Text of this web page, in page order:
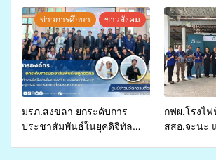
สุขภาพแก่ประชาชนในพื้นที่
อำเภอจะนะ
จ่ายงบกอง
รองรับกา
ส่งผู้ทุพพลภ
บริการสา
เหลื่อมล้ำ
ชีวิตประชา
ข่าวการศึกษา ข่าวสังคม
มรภ.สงขลา ยกระดับการ
ประชาสัมพันธ์ในยุคดิจิทัล
กฟผ.โรงไ
สสอ.จะนะ